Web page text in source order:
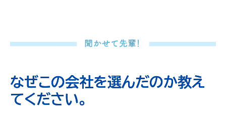
なぜこの会社を選んだのか教え
てください。